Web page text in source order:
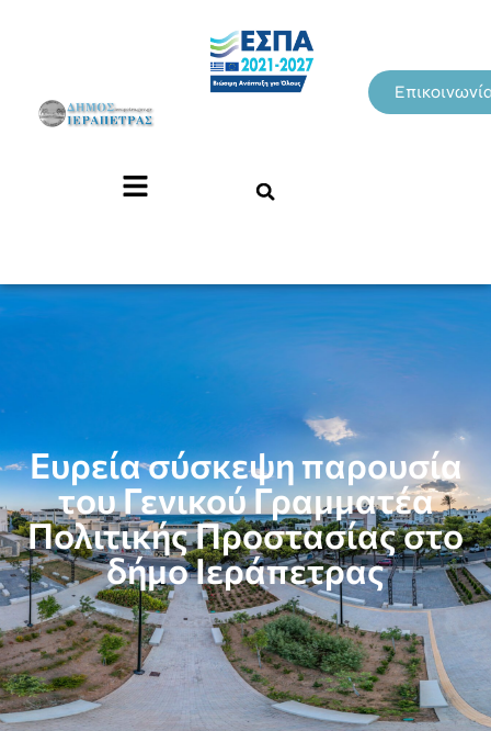
Ευρεία σύσκεψη παρουσία
του Γενικού Γραμματέα
Πολιτικής Προστασίας στο
δήμο Ιεράπετρας